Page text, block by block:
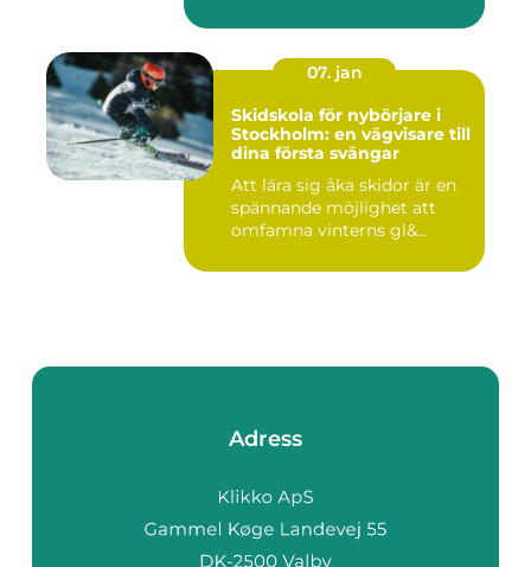
07. jan
Skidskola för nybörjare i
Stockholm: en vägvisare till
dina första svängar
Att lära sig åka skidor är en
spännande möjlighet att
omfamna vinterns gl&...
Adress